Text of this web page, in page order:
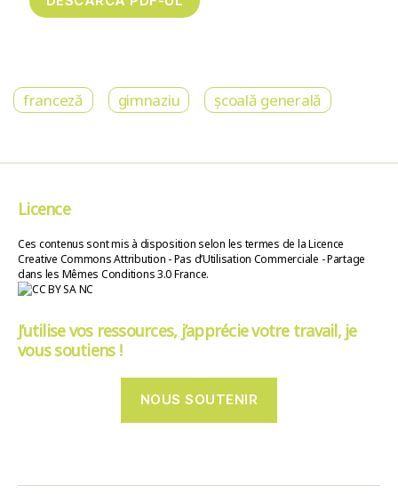
franceză gimnaziu școală generală
Licence
Ces contenus sont mis à disposition selon les termes de la Licence
Creative Commons Attribution - Pas d’Utilisation Commerciale - Partage
dans les Mêmes Conditions 3.0 France.
J’utilise vos ressources, j’apprécie votre travail, je
vous soutiens !
NOUS SOUTENIR